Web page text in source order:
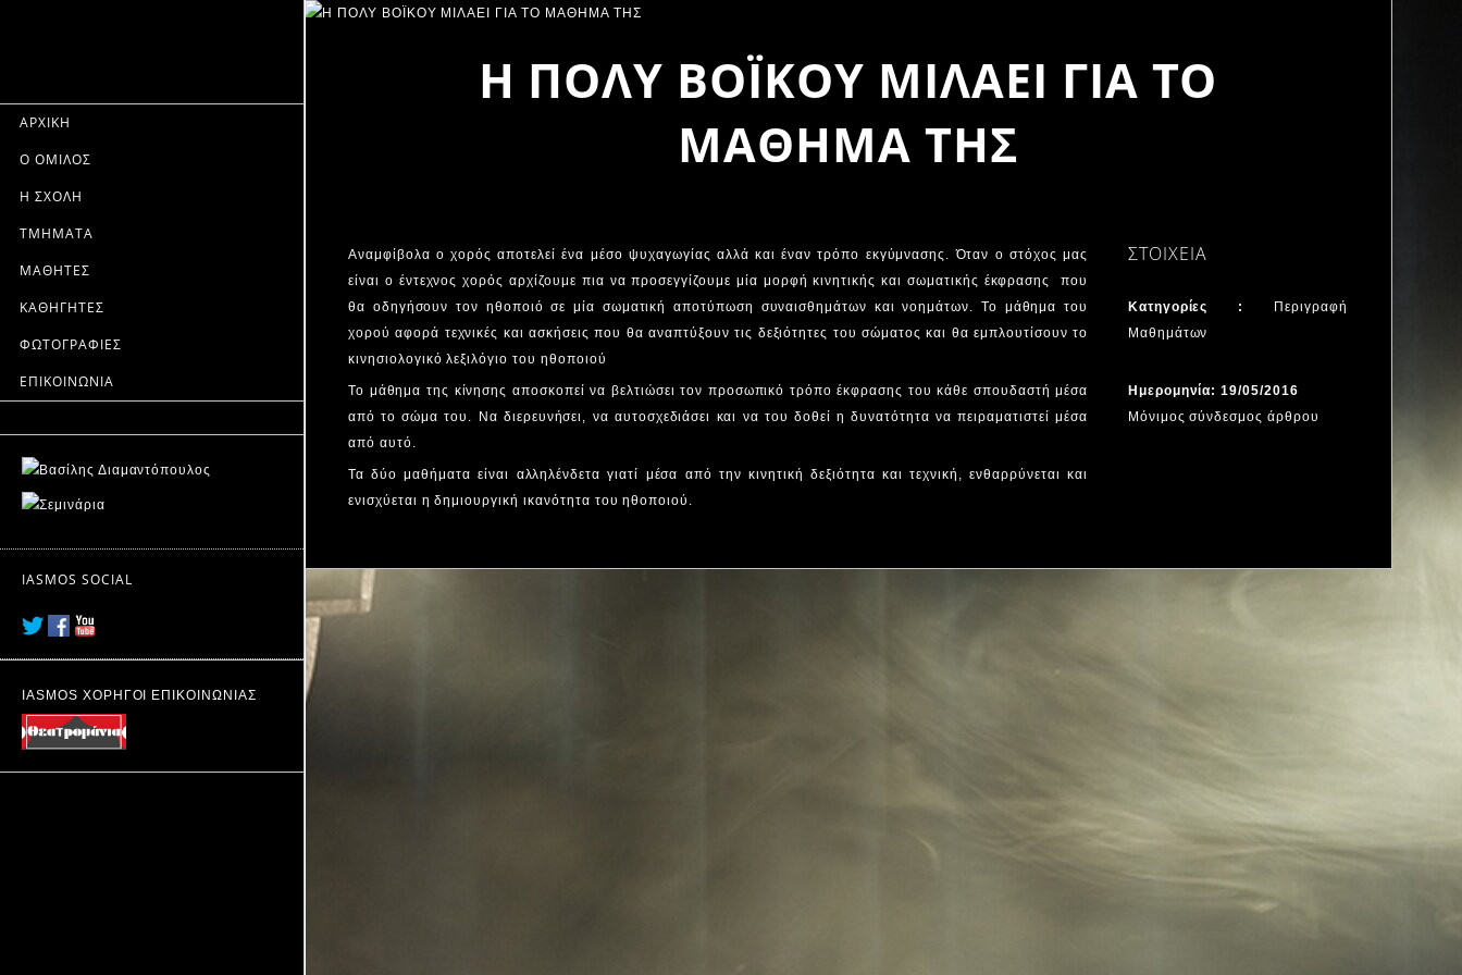
ΑΡΧΙΚΗ
Ο ΟΜΙΛΟΣ
Η ΣΧΟΛΗ
ΤΜΗΜΑΤΑ
ΜΑΘΗΤΕΣ
ΚΑΘΗΓΗΤΕΣ
ΦΩΤΟΓΡΑΦΙΕΣ
ΕΠΙΚΟΙΝΩΝΙΑ
IASMOS SOCIAL
IASMOS ΧΟΡΗΓΟΙ ΕΠΙΚΟΙΝΩΝΙΑΣ
Η ΠΟΛΥ ΒΟΪΚΟΥ ΜΙΛΑΕΙ ΓΙΑ ΤΟ
ΜΑΘΗΜΑ ΤΗΣ
Αναμφίβολα ο χορός αποτελεί ένα μέσο ψυχαγωγίας αλλά και έναν τρόπο εκγύμνασης. Όταν ο στόχος μας
είναι ο έντεχνος χορός αρχίζουμε πια να προσεγγίζουμε μία μορφή κινητικής και σωματικής έκφρασης που
θα οδηγήσουν τον ηθοποιό σε μία σωματική αποτύπωση συναισθημάτων και νοημάτων. Το μάθημα του
χορού αφορά τεχνικές και ασκήσεις που θα αναπτύξουν τις δεξιότητες του σώματος και θα εμπλουτίσουν το
κινησιολογικό λεξιλόγιο του ηθοποιού
Το μάθημα της κίνησης αποσκοπεί να βελτιώσει τον προσωπικό τρόπο έκφρασης του κάθε σπουδαστή μέσα
από το σώμα του. Να διερευνήσει, να αυτοσχεδιάσει και να του δοθεί η δυνατότητα να πειραματιστεί μέσα
από αυτό.
Τα δύο μαθήματα είναι αλληλένδετα γιατί μέσα από την κινητική δεξιότητα και τεχνική, ενθαρρύνεται και
ενισχύεται η δημιουργική ικανότητα του ηθοποιού.
ΣΤΟΙΧΕΙΑ
Κατηγορίες :
Περιγραφή
Μαθημάτων
Ημερομηνία: 19/05/2016
Μόνιμος σύνδεσμος άρθρου